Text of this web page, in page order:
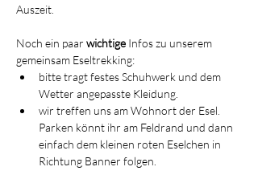
Auszeit.
Noch ein paar wichtige Infos zu unserem
gemeinsam Eseltrekking:
bitte tragt festes Schuhwerk und dem
Wetter angepasste Kleidung.
wir treffen uns am Wohnort der Esel.
Parken könnt ihr am Feldrand und dann
einfach dem kleinen roten Eselchen in
Richtung Banner folgen.